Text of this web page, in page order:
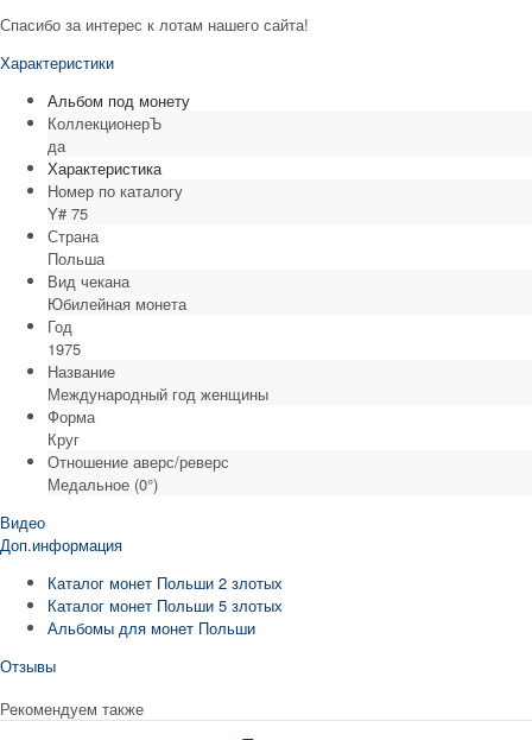
Спасибо за интерес к лотам нашего сайта!
Характеристики
Альбом под монету
КоллекционерЪ
да
Характеристика
Номер по каталогу
Y# 75
Страна
Польша
Вид чекана
Юбилейная монета
Год
1975
Название
Международный год женщины
Форма
Круг
Отношение аверс/реверс
Медальное (0°)
Видео
Доп.информация
Каталог монет Польши 2 злотых
Каталог монет Польши 5 злотых
Альбомы для монет Польши
Отзывы
Рекомендуем также